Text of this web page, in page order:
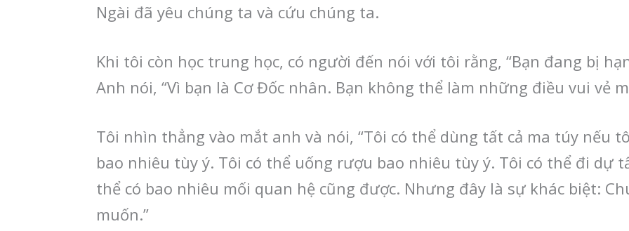
Ngài đã yêu chúng ta và cứu chúng ta.
Khi tôi còn học trung học, có người đến nói với tôi rằng, “Bạn đang bị hạn
Anh nói, “Vì bạn là Cơ Đốc nhân. Bạn không thể làm những điều vui vẻ
Tôi nhìn thẳng vào mắt anh và nói, “Tôi có thể dùng tất cả ma túy nếu
bao nhiêu tùy ý. Tôi có thể uống rượu bao nhiêu tùy ý. Tôi có thể đi dự
thể có bao nhiêu mối quan hệ cũng được. Nhưng đây là sự khác biệt:
muốn.”